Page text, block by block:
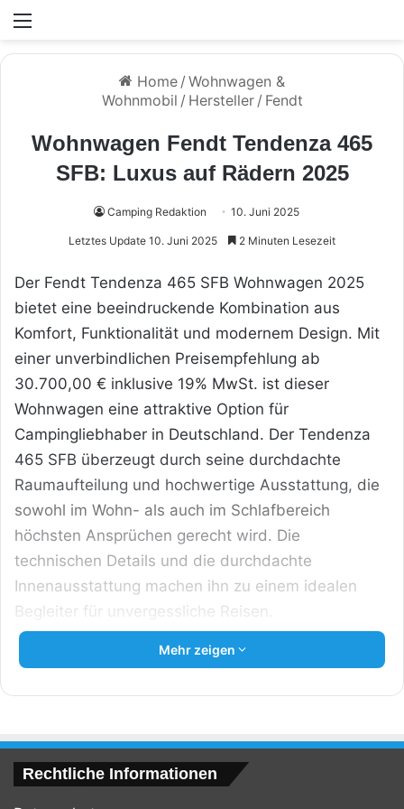
Home / Wohnwagen &
Wohnmobil / Hersteller / Fendt
Wohnwagen Fendt Tendenza 465
SFB: Luxus auf Rädern 2025
Camping Redaktion 10. Juni 2025
Letztes Update 10. Juni 2025 2 Minuten Lesezeit
Der Fendt Tendenza 465 SFB Wohnwagen 2025
bietet eine beeindruckende Kombination aus
Komfort, Funktionalität und modernem Design. Mit
einer unverbindlichen Preisempfehlung ab
30.700,00 € inklusive 19% MwSt. ist dieser
Wohnwagen eine attraktive Option für
Campingliebhaber in Deutschland. Der Tendenza
465 SFB überzeugt durch seine durchdachte
Raumaufteilung und hochwertige Ausstattung, die
sowohl im Wohn- als auch im Schlafbereich
höchsten Ansprüchen gerecht wird. Die
technischen Details und die durchdachte
Innenausstattung machen ihn zu einem idealen
Begleiter für unvergessliche Reisen.
Wohnwagen Fendt Tendenza 465 SFB: Luxus
auf Rädern 2025 [Bildinhalt mit KI erstellt]
Mehr zeigen
Rechtliche Informationen